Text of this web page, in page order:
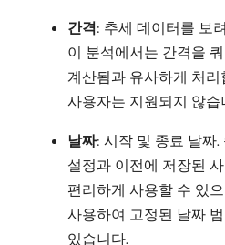
간격: 추세 데이터를 보
이 분석에서는 간격을
계산됨과 유사하게 처리
사용자는 지원되지 않습
날짜: 시작 및 종료 날짜
설정과 이전에 저장된
편리하게 사용할 수 있
사용하여 고정된 날짜
있습니다.